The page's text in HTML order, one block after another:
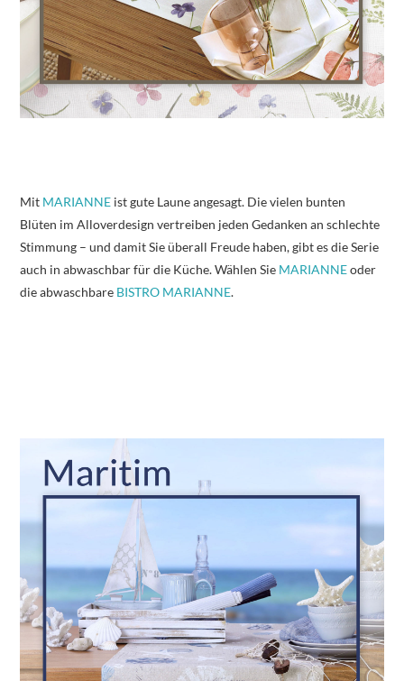
Mit MARIANNE ist gute Laune angesagt. Die vielen bunten
Blüten im Alloverdesign vertreiben jeden Gedanken an schlechte
Stimmung – und damit Sie überall Freude haben, gibt es die Serie
auch in abwaschbar für die Küche. Wählen Sie MARIANNEoder
die abwaschbare BISTRO MARIANNE.